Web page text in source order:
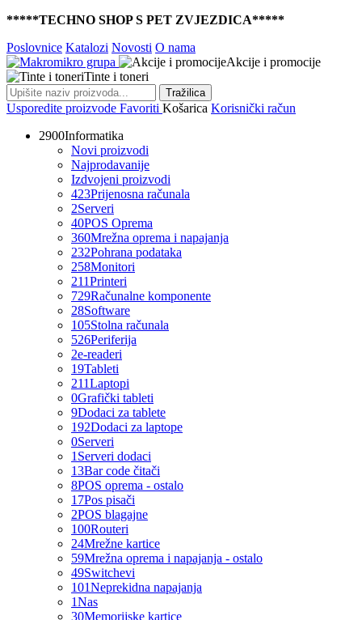
*****TECHNO SHOP S PET ZVJEZDICA*****
Poslovnice Katalozi Novosti O nama
Akcije i promocije
Tinte i toneri
Tražilica
Usporedite proizvode Favoriti Košarica Korisnički račun
2900Informatika
Novi proizvodi
Najprodavanije
Izdvojeni proizvodi
423Prijenosna računala
2Serveri
40POS Oprema
360Mrežna oprema i napajanja
232Pohrana podataka
258Monitori
211Printeri
729Računalne komponente
28Software
105Stolna računala
526Periferija
2e-readeri
19Tableti
211Laptopi
0Grafički tableti
9Dodaci za tablete
192Dodaci za laptope
0Serveri
1 Serveri dodaci
13Bar code čitači
8POS oprema - ostalo
17Pos pisači
2POS blagajne
100Routeri
24Mrežne kartice
59Mrežna oprema i napajanja - ostalo
49Switchevi
101Neprekidna napajanja
1Nas
30Memorijske kartice